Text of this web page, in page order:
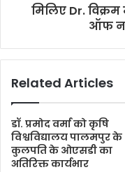
मिलिए Dr.
ऑफ
Related Articles
डॉ. प्रमोद वर्मा को कृषि
विश्वविद्यालय पालमपुर के
कुलपति के ओएसडी का
अतिरिक्त कार्यभार